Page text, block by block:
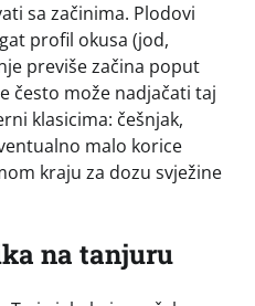
sa začinima. Plodovi
profil okusa (jod,
previše začina poput
često može nadjačati taj
klasicima: češnjak,
malo korice
kraju za dozu svježine
na tanjuru